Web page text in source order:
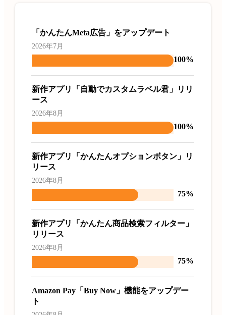
「かんたんMeta広告」をアップデート
2026年7月
100%
新作アプリ「自動でカスタムラベル君」リリ
ース
2026年8月
100%
新作アプリ「かんたんオプションボタン」リ
リース
2026年8月
75%
新作アプリ「かんたん商品検索フィルター」
リリース
2026年8月
75%
Amazon Pay「Buy Now」機能をアップデー
ト